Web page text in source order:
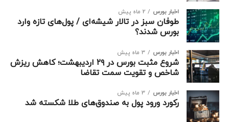
اخبار بورس 2 ماه پیش
طوفان سبز در تالار شیشه‌ای / پول‌های تازه وارد
بورس شدند؟
اخبار بورس 3 ماه پیش
شروع مثبت بورس در ۲۹ اردیبهشت؛ کاهش ریزش
شاخص و تقویت سمت تقاضا
اخبار بورس 3 ماه پیش
رکورد ورود پول به صندوق‌های طلا شکسته شد